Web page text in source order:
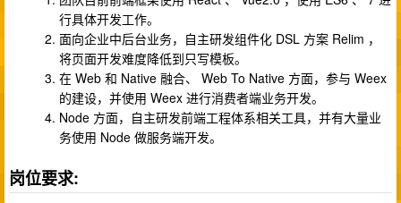
行具体开发工作。
面向企业中后台业务，自主研发组件化 DSL 方案 Relim ，
将页面开发难度降低到只写模板。
在 Web 和 Native 融合、 Web To Native 方面，参与 Weex
的建设，并使用 Weex 进行消费者端业务开发。
Node 方面，自主研发前端工程体系相关工具，并有大量业
务使用 Node 做服务端开发。
岗位要求: